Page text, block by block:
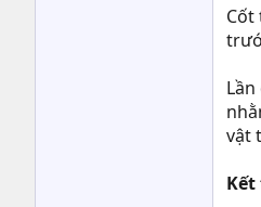
Cốt
vật
Kết